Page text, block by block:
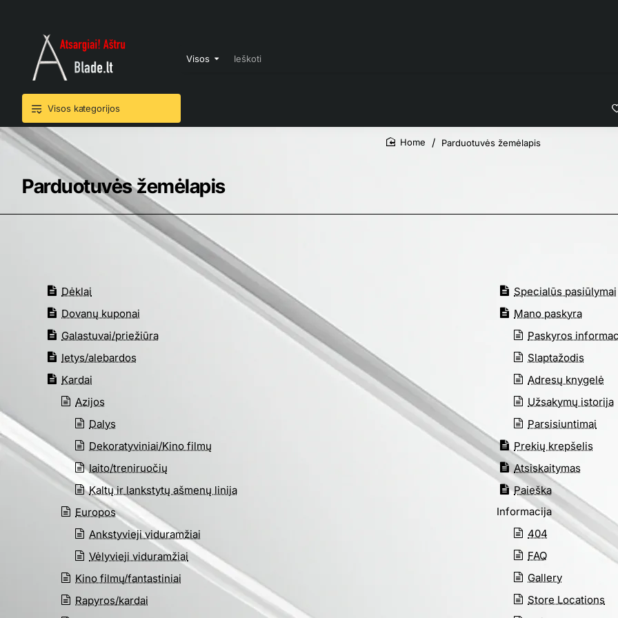
Visos
Ieškoti
Visos kategorijos
Parduotuvės žemėlapis
Parduotuvės žemėlapis
Dėklai
Dovanų kuponai
Galastuvai/priežiūra
Ietys/alebardos
Kardai
Azijos
Dalys
Dekoratyviniai/Kino filmų
Iaito/treniruočių
Kaltų ir lankstytų ašmenų linija
Europos
Ankstyvieji viduramžiai
Vėlyvieji viduramžiai
Kino filmų/fantastiniai
Rapyros/kardai
Specialūs pasiūlymai
Mano paskyra
Paskyros
Slaptažodis
Adresų knygelė
Užsakymų istorija
Parsisiuntimai
Prekių krepšelis
Atsiskaitymas
Paieška
Informacija
404
FAQ
Gallery
Store Locations